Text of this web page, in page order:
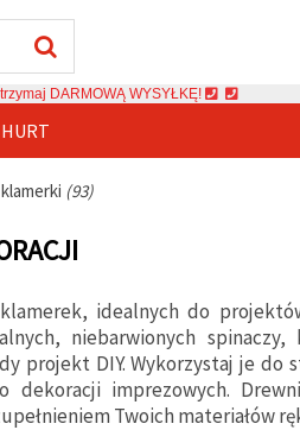
DARMOWĄ WYSYŁKĘ!
HURT
(93)
idealnych do
niebarwionych
projekt DIY. Wykorzystaj je do
imprezowych.
Twoich materiałów